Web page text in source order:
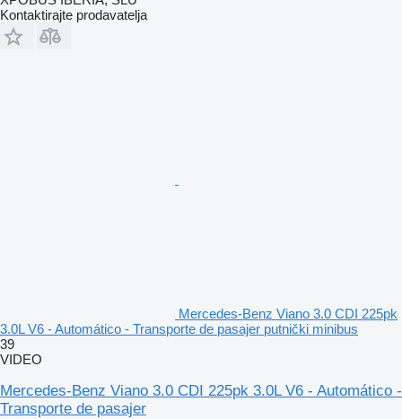
Kontaktirajte prodavatelja
Mercedes-Benz Viano 3.0 CDI 225pk
3.0L V6 - Automático - Transporte de pasajer putnički minibus
39
VIDEO
Mercedes-Benz Viano 3.0 CDI 225pk 3.0L V6 - Automático -
Transporte de pasajer